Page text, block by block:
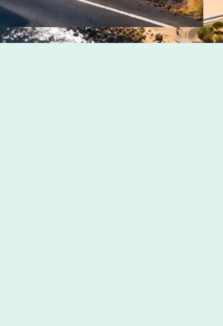
| Impressum |Offizielle Vertreter|Web Design